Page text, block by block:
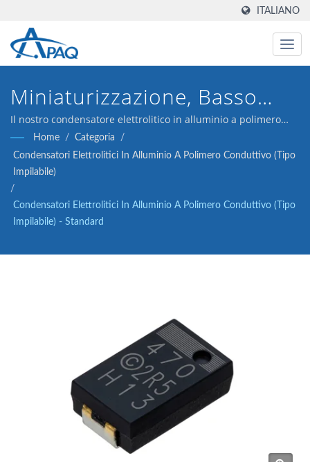
ITALIANO
Miniaturizzazione, Basso
ESR, Alta Temperatura,
Lunga Vita
Il nostro condensatore elettrolitico in alluminio a polimero
conduttivo da 2V 470μF ESR 9 è progettato per soddisfare le
applicazioni di convertitori DC-DC, regolatori di tensione e
disaccoppiamento.
Home / Categoria
/
Condensatori Elettrolitici In Alluminio A Polimero Conduttivo (tipo
Impilabile)
/
Condensatori Elettrolitici In Alluminio A Polimero Conduttivo (tipo
Impilabile) - Standard